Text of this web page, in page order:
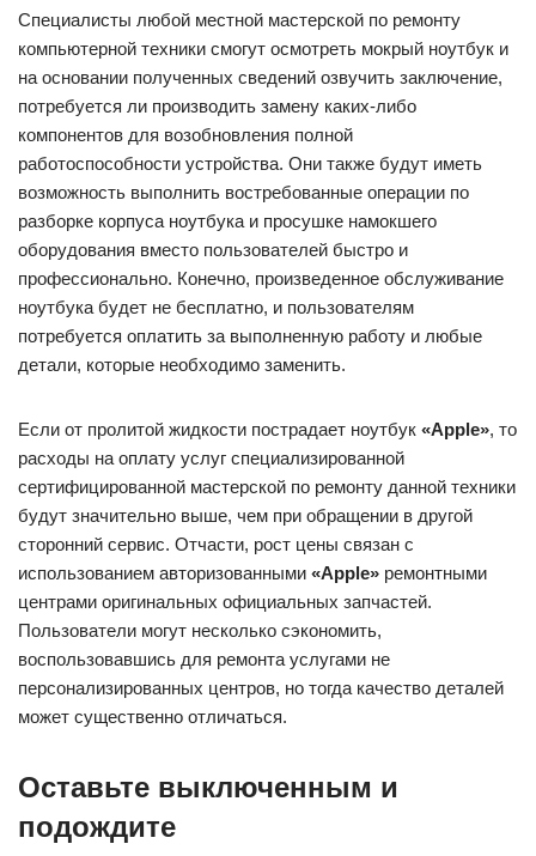
Специалисты любой местной мастерской по ремонту
компьютерной техники смогут осмотреть мокрый ноутбук и
на основании полученных сведений озвучить заключение,
потребуется ли производить замену каких-либо
компонентов для возобновления полной
работоспособности устройства. Они также будут иметь
возможность выполнить востребованные операции по
разборке корпуса ноутбука и просушке намокшего
оборудования вместо пользователей быстро и
профессионально. Конечно, произведенное обслуживание
ноутбука будет не бесплатно, и пользователям
потребуется оплатить за выполненную работу и любые
детали, которые необходимо заменить.
Если от пролитой жидкости пострадает ноутбук «Apple», то
расходы на оплату услуг специализированной
сертифицированной мастерской по ремонту данной техники
будут значительно выше, чем при обращении в другой
сторонний сервис. Отчасти, рост цены связан с
использованием авторизованными «Apple» ремонтными
центрами оригинальных официальных запчастей.
Пользователи могут несколько сэкономить,
воспользовавшись для ремонта услугами не
персонализированных центров, но тогда качество деталей
может существенно отличаться.
Оставьте выключенным и
подождите